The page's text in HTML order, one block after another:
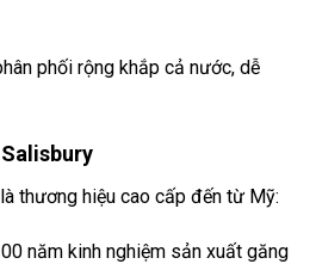
phối rộng khắp cả nước, dễ
thương hiệu cao cấp đến từ Mỹ:
năm kinh nghiệm sản xuất găng